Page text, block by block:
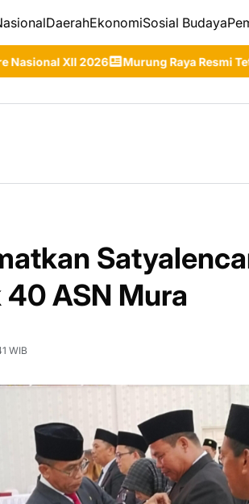
DaerahEkonomiSosial Budaya
Murung Raya Resmi Tetapkan Siaga
ASN Mura
WIB